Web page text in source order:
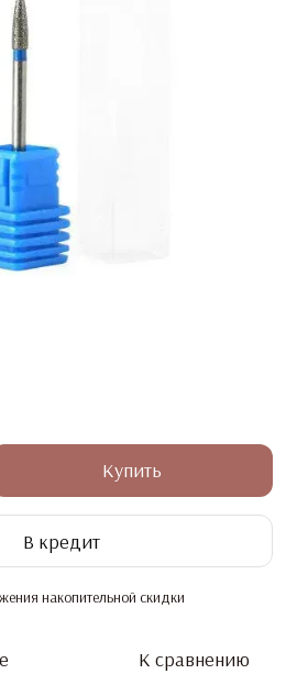
Купить
В кредит
накопительной скидки
К сравнению